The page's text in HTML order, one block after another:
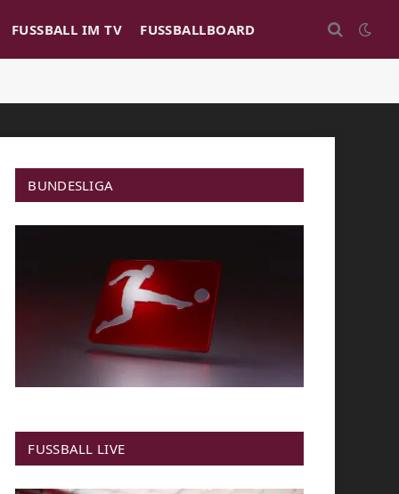
FUSSBALL IM TV FUSSBALLBOARD
BUNDESLIGA
FUSSBALL LIVE